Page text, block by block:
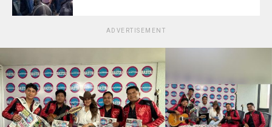
ADVERTISEMENT